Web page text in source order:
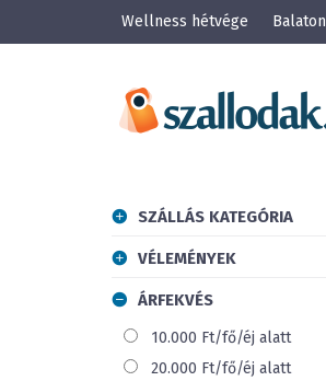
Wellness hétvége Balaton
SZÁLLÁS KATEGÓRIA
VÉLEMÉNYEK
ÁRFEKVÉS
10.000 Ft/fő/éj alatt
20.000 Ft/fő/éj alatt